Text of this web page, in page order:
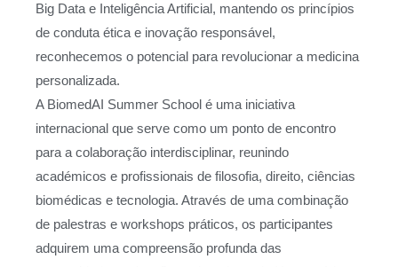
Big Data e Inteligência Artificial, mantendo os princípios
de conduta ética e inovação responsável,
reconhecemos o potencial para revolucionar a medicina
personalizada.
A BiomedAI Summer School é uma iniciativa
internacional que serve como um ponto de encontro
para a colaboração interdisciplinar, reunindo
académicos e profissionais de filosofia, direito, ciências
biomédicas e tecnologia. Através de uma combinação
de palestras e workshops práticos, os participantes
adquirem uma compreensão profunda das